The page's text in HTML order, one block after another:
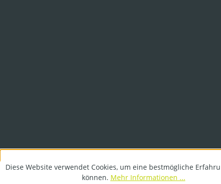
Diese Website verwendet Cookies, um eine bestmögliche
können. Mehr Informationen ...